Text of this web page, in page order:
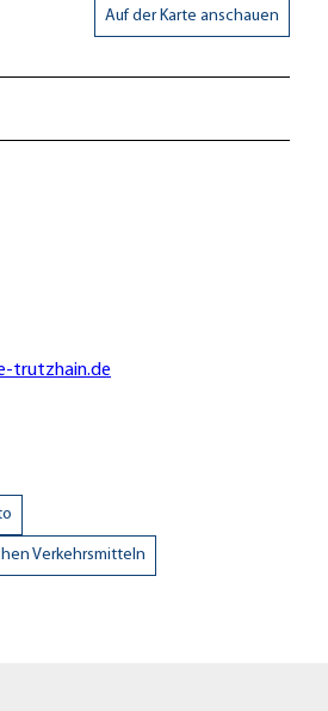
Auf der Karte anschauen
trutzhain.de
Verkehrsmitteln